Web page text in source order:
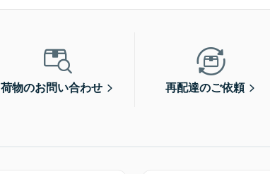
荷物のお問い合わせ 再配達のご依頼